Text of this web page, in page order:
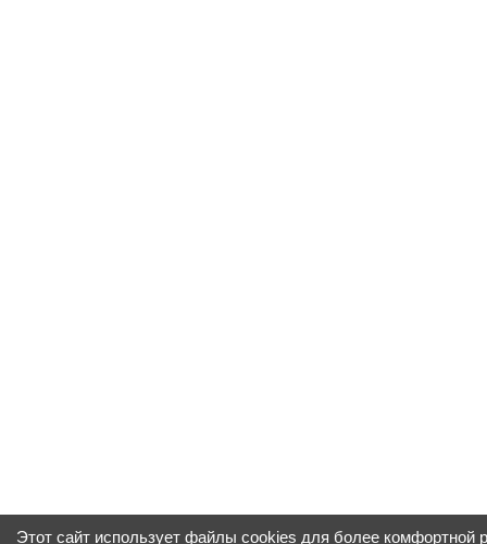
Этот сайт использует файлы cookies для более комфортной